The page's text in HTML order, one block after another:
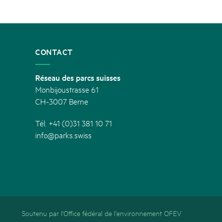
CONTACT
Réseau des parcs suisses
Monbijoustrasse 61
CH-3007 Berne
Tél. +41 (0)31 381 10 71
info@parks.swiss
Soutenu par l'Office fédéral de l'environnement OFEV